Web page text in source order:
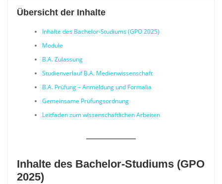
Übersicht der Inhalte
Inhalte des Bachelor-Studiums (GPO 2025)
Module
B.A. Zulassung
Studienverlauf B.A. Medienwissenschaft
B.A. Prüfung – Anmeldung und Formalia
Gemeinsame Prüfungsordnung
Leitfaden zum wissenschaftlichen Arbeiten
Inhalte des Bachelor-Studiums (GPO
2025)